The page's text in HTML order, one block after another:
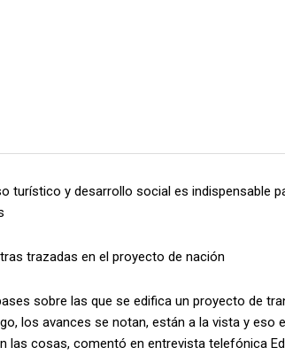
turístico y desarrollo social es indispensable
trazadas en el proyecto de nación
sobre las que se edifica un proyecto de
los avances se notan, están a la vista y eso
las cosas, comentó en entrevista telefónica